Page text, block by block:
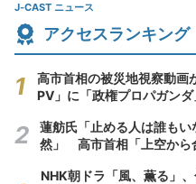
J-CAST ニュース
アクセスランキング
高市首相の被災地視察動
PV」に「政権プロパガン
蓮舫氏「止める人は誰も
然」 高市首相「上空から
NHK朝ドラ「風、薫る」